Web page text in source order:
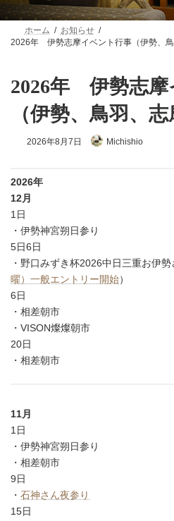
ホーム
お知らせ
2026年 伊勢志摩イベント行事（伊勢、鳥
2026年 伊勢志摩
（伊勢、鳥羽、志
最
日
時
2026年8月7日 Michishio
2026年
12月
1日
・伊勢神宮朔日参り
5日6日
・野口みずき杯2026中日三重お伊
曜）一般エントリー開始）
6日
・相差朝市
・VISON燦燦朝市
20日
・相差朝市
11月
1日
・伊勢神宮朔日参り
・相差朝市
9日
・ 石神さん夜参り
15日